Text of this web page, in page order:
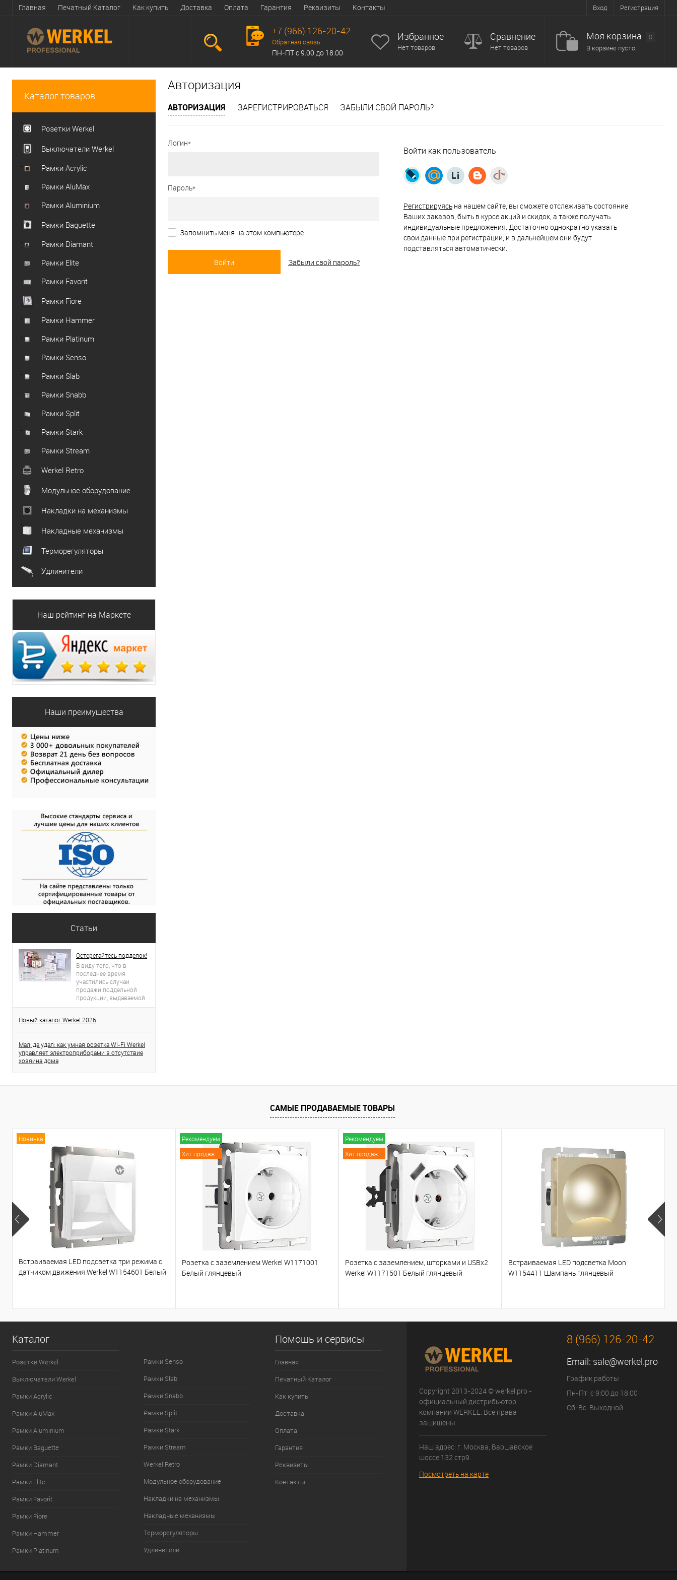
Вход Регистрация
Главная Печатный Каталог Как купить Доставка Оплата Гарантия Реквизиты Контакты
+7 (966) 126-20-42
Обратная связь
ПН-ПТ с 9.00 до 18.00
Избранное
Нет товаров
Сравнение
Нет товаров
Моя корзина
0
В корзине пусто
Каталог товаров
Розетки Werkel
Выключатели Werkel
Рамки Acrylic
Рамки AluMax
Рамки Aluminium
Рамки Baguette
Рамки Diamant
Рамки Elite
Рамки Favorit
Рамки Fiore
Рамки Hammer
Рамки Platinum
Рамки Senso
Рамки Slab
Рамки Snabb
Рамки Split
Рамки Stark
Рамки Stream
Werkel Retro
Модульное оборудование
Накладки на механизмы
Накладные механизмы
Терморегуляторы
Удлинители
Наш рейтинг на Маркете
Наши преимущества
Статьи
Остерегайтесь подделок!
В виду того, что в
последнее время
участились случаи
продажи поддельной
продукции, выдаваемой
за продукцию торговой
проявлять бдительность.
оригинальность
приобретенного товара.
Новый каталог Werkel 2026
Мал, да удал: как умная розетка Wi-Fi Werkel
управляет электроприборами в отсутствие
хозяина дома
Авторизация
АВТОРИЗАЦИЯ ЗАРЕГИСТРИРОВАТЬСЯ ЗАБЫЛИ СВОЙ ПАРОЛЬ?
Логин*
Пароль*
Запомнить меня на этом компьютере
Забыли свой пароль?
Войти как пользователь
Регистрируясь на нашем сайте, вы сможете отслеживать состояние
Ваших заказов, быть в курсе акций и скидок, а также получать
индивидуальные предложения. Достаточно однократно указать
свои данные при регистрации, и в дальнейшем они будут
подставляться автоматически.
САМЫЕ ПРОДАВАЕМЫЕ ТОВАРЫ
Новинка
Встраиваемая LED подсветка три режима с
датчиком движения Werkel W1154601 Белый
Рекомендуем
Хит продаж
Розетка с заземлением Werkel W1171001
Белый глянцевый
Рекомендуем
Хит продаж
Розетка с заземлением, шторками и USBх2
Werkel W1171501 Белый глянцевый
Встраиваемая LED подсветка Moon
W1154411 Шампань глянцевый
Каталог
Розетки Werkel
Выключатели Werkel
Рамки Acrylic
Рамки AluMax
Рамки Aluminium
Рамки Baguette
Рамки Diamant
Рамки Elite
Рамки Favorit
Рамки Fiore
Рамки Hammer
Рамки Platinum
Рамки Senso
Рамки Slab
Рамки Snabb
Рамки Split
Рамки Stark
Рамки Stream
Werkel Retro
Модульное оборудование
Накладки на механизмы
Накладные механизмы
Терморегуляторы
Удлинители
Помощь и сервисы
Главная
Печатный Каталог
Как купить
Доставка
Оплата
Гарантия
Реквизиты
Контакты
Copyright 2013-2024 © werkel.pro -
официальный дистрибьютор
компании WERKEL. Все права
защищены.
Наш адрес: г. Москва, Варшавское
шоссе 132 стр9.
Посмотреть на карте
8 (966) 126-20-42
Email: sale@werkel.pro
График работы
Пн-Пт: с 9:00 до 18:00
Сб-Вс: Выходной